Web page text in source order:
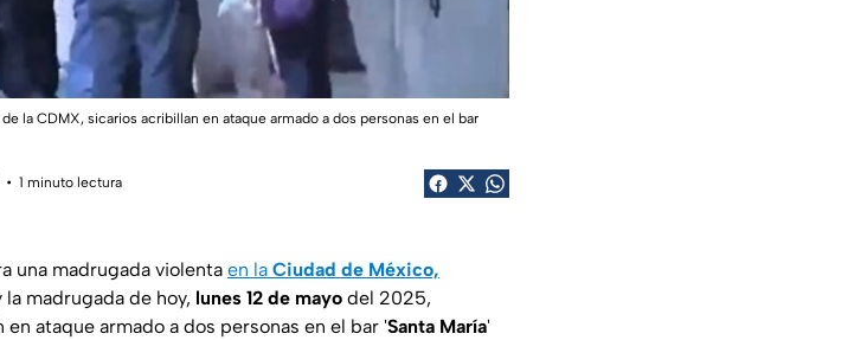
la CDMX, sicarios acribillan en ataque armado a dos personas en el bar
1 minuto lectura
una madrugada violenta en la Ciudad de México,
la madrugada de hoy, lunes 12 de mayo del 2025,
en ataque armado a dos personas en el bar 'Santa María'